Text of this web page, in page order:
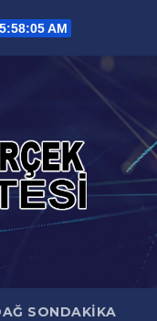
5:58:06 AM
SONDAKIKA